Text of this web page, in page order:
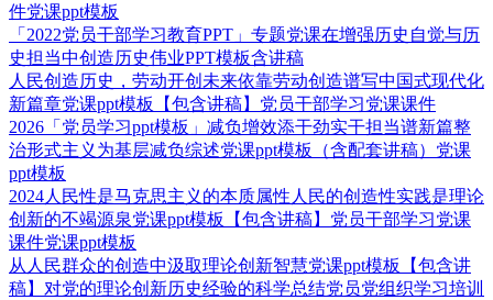
件党课ppt模板
「2022党员干部学习教育PPT」专题党课在增强历史自觉与历
史担当中创造历史伟业PPT模板含讲稿
人民创造历史，劳动开创未来依靠劳动创造谱写中国式现代化
新篇章党课ppt模板【包含讲稿】党员干部学习党课课件
2026「党员学习ppt模板」减负增效添干劲实干担当谱新篇整
治形式主义为基层减负综述党课ppt模板（含配套讲稿）党课
ppt模板
2024人民性是马克思主义的本质属性人民的创造性实践是理论
创新的不竭源泉党课ppt模板【包含讲稿】党员干部学习党课
课件党课ppt模板
从人民群众的创造中汲取理论创新智慧党课ppt模板【包含讲
稿】对党的理论创新历史经验的科学总结党员党组织学习培训